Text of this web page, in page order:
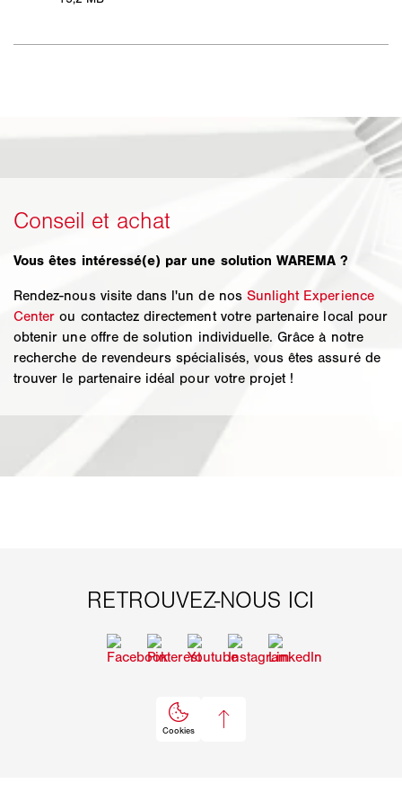
Vous êtes intéressé(e) par une solution WAREMA ?
Rendez-nous visite dans l'un de nos Sunlight Experience
Center ou contactez directement votre partenaire local pour
obtenir une offre de solution individuelle. Grâce à notre
recherche de revendeurs spécialisés, vous êtes assuré de
trouver le partenaire idéal pour votre projet !